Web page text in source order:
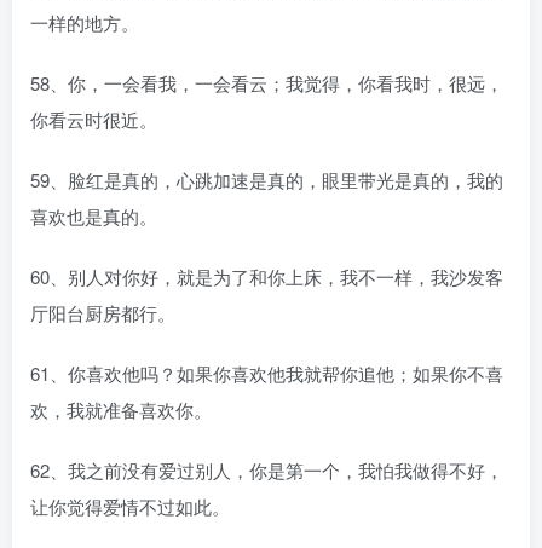
一样的地方。
58、你，一会看我，一会看云；我觉得，你看我时，很远，
你看云时很近。
59、脸红是真的，心跳加速是真的，眼里带光是真的，我的
喜欢也是真的。
60、别人对你好，就是为了和你上床，我不一样，我沙发客
厅阳台厨房都行。
61、你喜欢他吗？如果你喜欢他我就帮你追他；如果你不喜
欢，我就准备喜欢你。
62、我之前没有爱过别人，你是第一个，我怕我做得不好，
让你觉得爱情不过如此。